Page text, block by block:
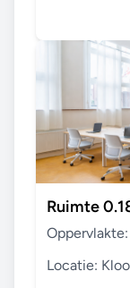
Ruimte
Locatie: